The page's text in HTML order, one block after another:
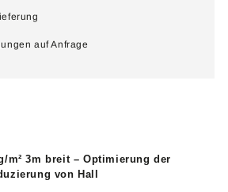
auf Anfrage
m² 3m breit – Optimierung der
von Hall